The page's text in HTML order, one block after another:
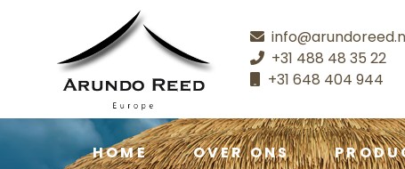
+31 488 48 35 22
+31 648 404 944
HOME OVER ONS